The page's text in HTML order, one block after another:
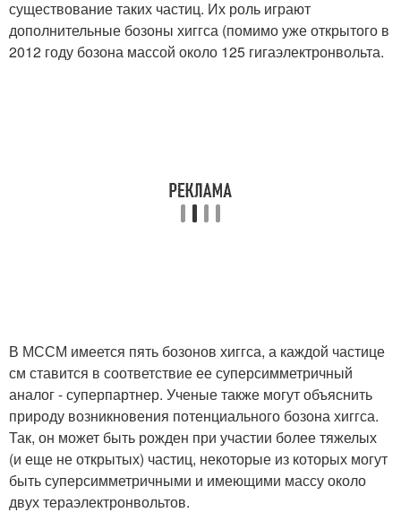
существование таких частиц. Их роль играют
дополнительные бозоны хиггса (помимо уже открытого в
2012 году бозона массой около 125 гигаэлектронвольта.
В МССМ имеется пять бозонов хиггса, а каждой частице
см ставится в соответствие ее суперсимметричный
аналог - суперпартнер. Ученые также могут объяснить
природу возникновения потенциального бозона хиггса.
Так, он может быть рожден при участии более тяжелых
(и еще не открытых) частиц, некоторые из которых могут
быть суперсимметричными и имеющими массу около
двух тераэлектронвольтов.